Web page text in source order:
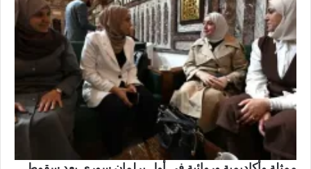
ح
ث
ي
ن
د
ر
ت
ب
ك
ف
ا
ء
ة